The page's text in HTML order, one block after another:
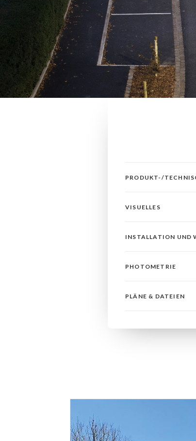
PRODUKT-/
VISUELLES
INSTALLATION UND
PHOTOMETRIE
PLÄNE & DATEIEN